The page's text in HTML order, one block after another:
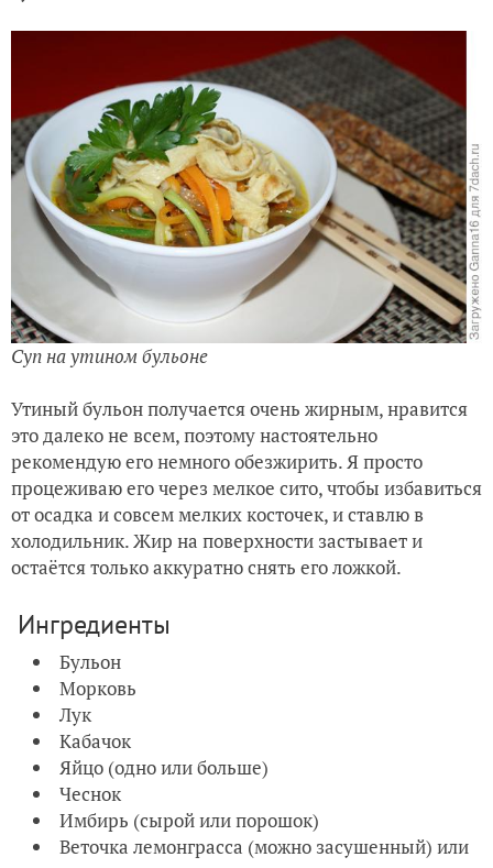
Суп на утином бульоне
Утиный бульон получается очень жирным, нравится
это далеко не всем, поэтому настоятельно
рекомендую его немного обезжирить. Я просто
процеживаю его через мелкое сито, чтобы избавиться
от осадка и совсем мелких косточек, и ставлю в
холодильник. Жир на поверхности застывает и
остаётся только аккуратно снять его ложкой.
Ингредиенты
Бульон
Морковь
Лук
Кабачок
Яйцо (одно или больше)
Чеснок
Имбирь (сырой или порошок)
Веточка лемонграсса (можно засушенный) или